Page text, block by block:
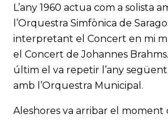
L’any 1960 actua com a solista
l’Orquestra Simfònica de
interpretant el Concert en mi
el Concert de Johannes
últim el va repetir l’any següent
amb l’Orquestra Municipal.
Aleshores va arribar el moment